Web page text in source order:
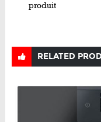
produit
RELATED